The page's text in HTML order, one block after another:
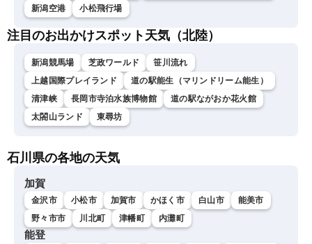
新潟空港
小松飛行場
注目のお出かけスポット天気（北陸）
新潟競馬場 芝政ワールド
笹川流れ
上越国際プレイランド
道の駅能生（マリンドリーム能生）
清津峡
長岡市寺泊水族博物館
道の駅ながおか花火館
太閤山ランド
東尋坊
石川県の各地の天気
加賀
金沢市 小松市 加賀市 かほく市 白山市
能美市
野々市市
川北町 津幡町 内灘町
能登